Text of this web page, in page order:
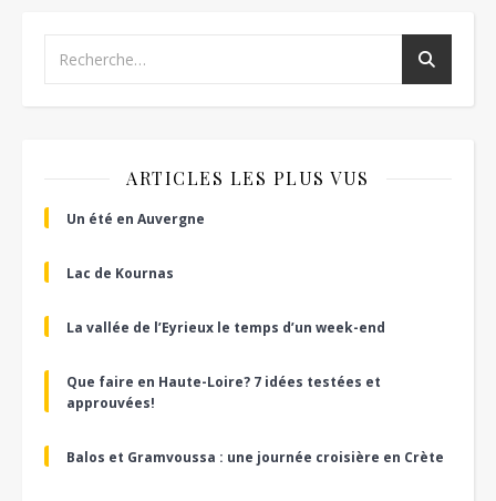
ARTICLES LES PLUS VUS
Un été en Auvergne
Lac de Kournas
La vallée de l’Eyrieux le temps d’un week-end
Que faire en Haute-Loire? 7 idées testées et
approuvées!
Balos et Gramvoussa : une journée croisière en Crète